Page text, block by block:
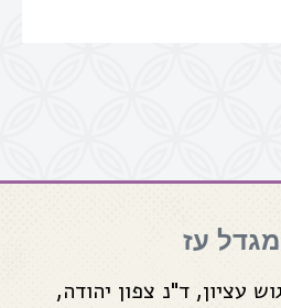
עז
עציון, ד"נ צפון יהודה,